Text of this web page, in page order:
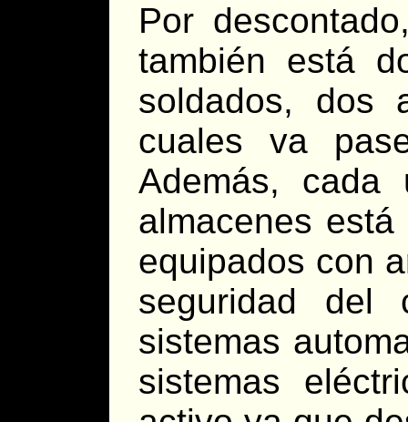
Por
también está
soldados,
cuales va
Además,
almacenes
equipados con
seguridad del
sistemas
sistemas